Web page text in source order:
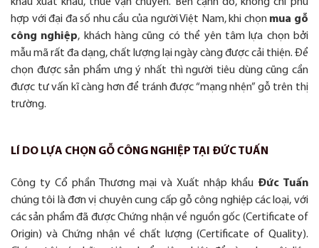
hợp với đại đa số nhu cầu của người Việt Nam, khi chọn mua gỗ
công nghiệp, khách hàng cũng có thể yên tâm lựa chọn bởi
mẫu mã rất đa dạng, chất lượng lại ngày càng được cải thiện. Để
chọn được sản phẩm ưng ý nhất thì người tiêu dùng cũng cần
được tư vấn kĩ càng hơn để tránh được “mạng nhện” gỗ trên thị
trường.
LÍ DO LỰA CHỌN GỖ CÔNG NGHIỆP TẠI ĐỨC TUẤN
Công ty Cổ phần Thương mại và Xuất nhập khẩu Đức Tuấn
chúng tôi là đơn vị chuyên cung cấp gỗ công nghiệp các loại, với
các sản phẩm đã được Chứng nhận về nguồn gốc (Certificate of
Origin) và Chứng nhận về chất lượng (Certificate of Quality).